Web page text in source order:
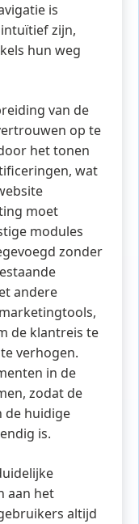
is
zijn,
hun weg
van de
op te
het tonen
wat
moet
modules
zonder
andere
de klantreis te
verhogen.
in de
zodat de
de huidige
is.
aan het
altijd